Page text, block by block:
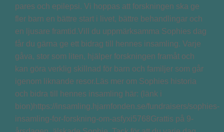
pares och epilepsi. Vi hoppas att forskningen ska ge
fler barn en bättre start i livet, bättre behandlingar och
en ljusare framtid.Vill du uppmärksamma Sophies dag
får du gärna ge ett bidrag till hennes insamling. Varje
gåva, stor som liten, hjälper forskningen framåt och
kan göra verklig skillnad för barn och familjer som går
igenom liknande resor.Läs mer om Sophies historia
och bidra till hennes insamling här: (länk i
bion)https://insamling.hjarnfonden.se/fundraisers/sophies-
insamling-for-forskning-om-asfyxi5768Grattis på 9-